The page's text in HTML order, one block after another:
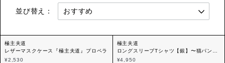
並び替え：
極主夫道
レザーマスクケース『極主夫道』プロペラ
¥2,530
極主夫道
ロングスリーブTシャツ【銀】〜猫パン
チ〜『極主夫道』プロペラ
¥4,950